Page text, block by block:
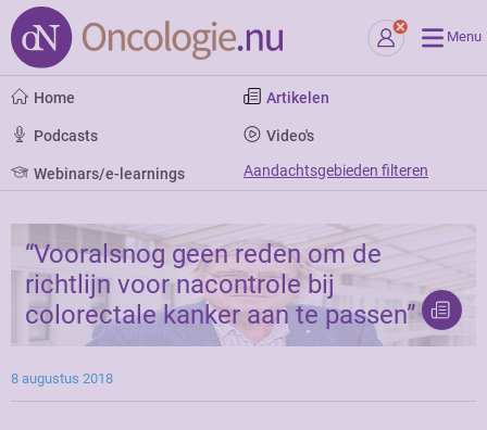
Menu
Home Artikelen
Podcasts Video's
Webinars/e-learnings Aandachtsgebieden filteren
“Vooralsnog geen reden om de
richtlijn voor nacontrole bij
colorectale kanker aan te passen”
8 augustus 2018